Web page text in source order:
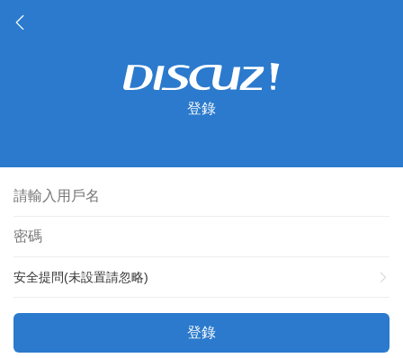
登錄
安全提問(未設置請忽略)
登錄